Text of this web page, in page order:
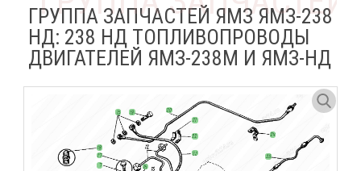
ГРУППА ЗАПЧАСТЕЙ ЯМЗ ЯМЗ-238
НД: 238 НД ТОПЛИВОПРОВОДЫ
ДВИГАТЕЛЕЙ ЯМЗ-238М И ЯМЗ-НД